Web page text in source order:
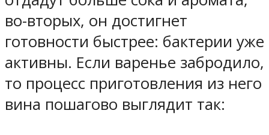
во-вторых, он достигнет
готовности быстрее: бактерии уже
активны. Если варенье забродило,
то процесс приготовления из него
вина пошагово выглядит так: